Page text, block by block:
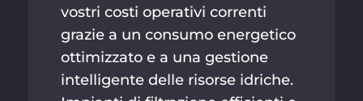
vostri costi operativi correnti
grazie a un consumo energetico
ottimizzato e a una gestione
intelligente delle risorse idriche.